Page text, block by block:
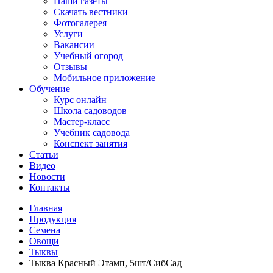
Скачать вестники
Фотогалерея
Услуги
Вакансии
Учебный огород
Отзывы
Мобильное приложение
Обучение
Курс онлайн
Школа садоводов
Мастер-класс
Учебник садовода
Конспект занятия
Статьи
Видео
Новости
Контакты
Главная
Продукция
Семена
Овощи
Тыквы
Тыква Красный Этамп, 5шт/СибСад